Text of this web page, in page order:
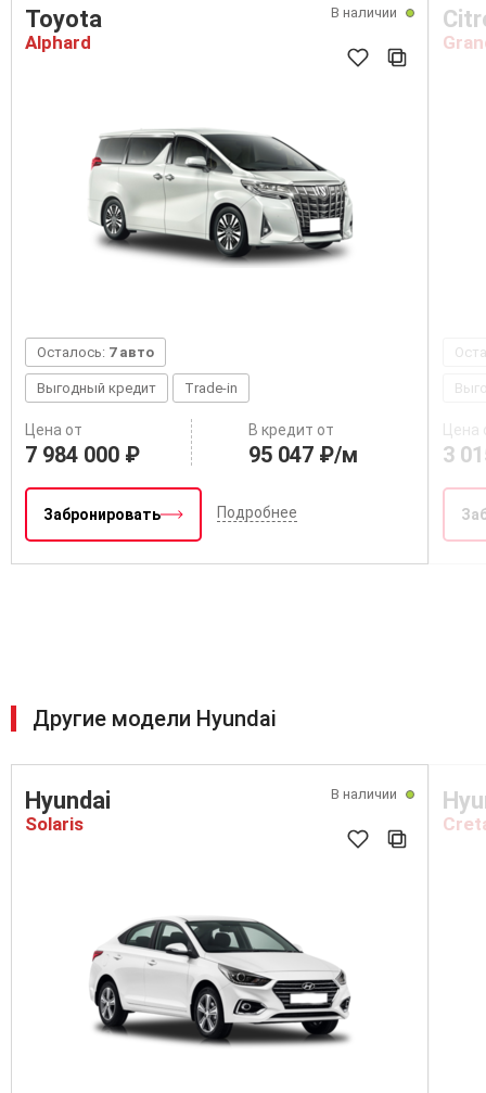
В наличии
Toyota
Alphard
Осталось: 7 авто
Выгодный кредит Trade-in
Цена от
7 984 000 ₽
В кредит от
95 047 ₽/м
Забронировать Подробнее
Цена
3
Другие модели Hyundai
В наличии
Hyundai
Solaris